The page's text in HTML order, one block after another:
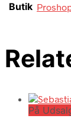
Butik
På